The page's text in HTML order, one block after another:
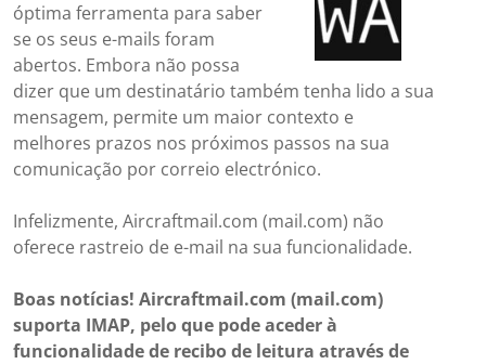
óptima ferramenta para saber
se os seus e-mails foram
abertos. Embora não possa
dizer que um destinatário também tenha lido a sua
mensagem, permite um maior contexto e
melhores prazos nos próximos passos na sua
comunicação por correio electrónico.
Infelizmente, Aircraftmail.com (mail.com) não
oferece rastreio de e-mail na sua funcionalidade.
Boas notícias! Aircraftmail.com (mail.com)
suporta IMAP, pelo que pode aceder à
funcionalidade de recibo de leitura através de